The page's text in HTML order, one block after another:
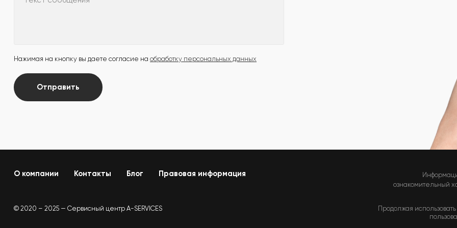
Нажимая на кнопку вы даете согласие на обработку персональных данных
Отправить
О компании Контакты Блог Правовая информация
ознакомительный
© 2020 – 2025 — Сервисный центр A-SERVICES
Продолжая